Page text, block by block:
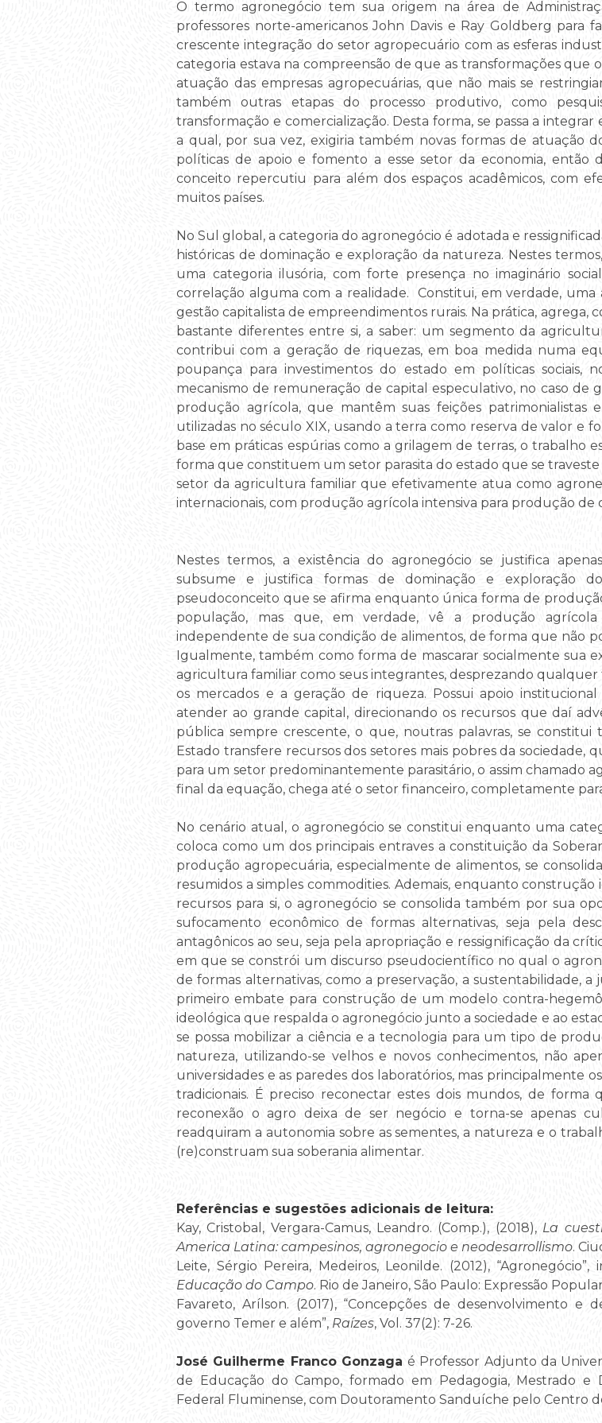
O termo agronegócio tem sua origem na área de
professores norte-americanos John Davis e Ray Goldberg para
crescente integração do setor agropecuário com as esferas
categoria estava na compreensão de que as transformações que
atuação das empresas agropecuárias, que não mais se
também outras etapas do processo produtivo, como
transformação e comercialização. Desta forma, se passa a
a qual, por sua vez, exigiria também novas formas de atuação
políticas de apoio e fomento a esse setor da economia, então
conceito repercutiu para além dos espaços acadêmicos, com
muitos países.
No Sul global, a categoria do agronegócio é adotada e
históricas de dominação e exploração da natureza. Nestes
uma categoria ilusória, com forte presença no imaginário
correlação alguma com a realidade. Constitui, em verdade, uma
gestão capitalista de empreendimentos rurais. Na prática, agrega,
bastante diferentes entre si, a saber: um segmento da
contribui com a geração de riquezas, em boa medida numa
poupança para investimentos do estado em políticas sociais,
mecanismo de remuneração de capital especulativo, no caso de
produção agrícola, que mantêm suas feições patrimonialistas
utilizadas no século XIX, usando a terra como reserva de valor e
base em práticas espúrias como a grilagem de terras, o trabalho
forma que constituem um setor parasita do estado que se
setor da agricultura familiar que efetivamente atua como
internacionais, com produção agrícola intensiva para produção de
Nestes termos, a existência do agronegócio se justifica
subsume e justifica formas de dominação e exploração
pseudoconceito que se afirma enquanto única forma de
população, mas que, em verdade, vê a produção agrícola
independente de sua condição de alimentos, de forma que não
Igualmente, também como forma de mascarar socialmente sua
agricultura familiar como seus integrantes, desprezando
os mercados e a geração de riqueza. Possui apoio
atender ao grande capital, direcionando os recursos que daí
pública sempre crescente, o que, noutras palavras, se
Estado transfere recursos dos setores mais pobres da sociedade,
para um setor predominantemente parasitário, o assim chamado
final da equação, chega até o setor financeiro, completamente
No cenário atual, o agronegócio se constitui enquanto uma
coloca como um dos principais entraves a constituição da
produção agropecuária, especialmente de alimentos, se
resumidos a simples commodities. Ademais, enquanto
recursos para si, o agronegócio se consolida também por sua
sufocamento econômico de formas alternativas, seja pela
antagônicos ao seu, seja pela apropriação e ressignificação da
em que se constrói um discurso pseudocientífico no qual o
de formas alternativas, como a preservação, a sustentabilidade,
primeiro embate para construção de um modelo contra-
ideológica que respalda o agronegócio junto a sociedade e ao
se possa mobilizar a ciência e a tecnologia para um tipo de
natureza, utilizando-se velhos e novos conhecimentos, não
universidades e as paredes dos laboratórios, mas principalmente
tradicionais. É preciso reconectar estes dois mundos, de
reconexão o agro deixa de ser negócio e torna-se apenas
readquiram a autonomia sobre as sementes, a natureza e o
(re)construam sua soberania alimentar.
Referências e sugestões adicionais de leitura:
Kay, Cristobal, Vergara-Camus, Leandro. (Comp.), (2018), La
America Latina: campesinos, agronegocio e neodesarrollismo.
Leite, Sérgio Pereira, Medeiros, Leonilde. (2012),
Educação do Campo. Rio de Janeiro, São Paulo: Expressão
Favareto, Arílson. (2017), “Concepções de desenvolvimento
governo Temer e além”, Raízes, Vol. 37(2): 7-26.
José Guilherme Franco Gonzaga é Professor Adjunto da
de Educação do Campo, formado em Pedagogia, Mestrado e
Federal Fluminense, com Doutoramento Sanduíche pelo Centro